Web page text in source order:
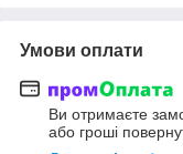
Умови оплати
Ви отримаєте
або гроші